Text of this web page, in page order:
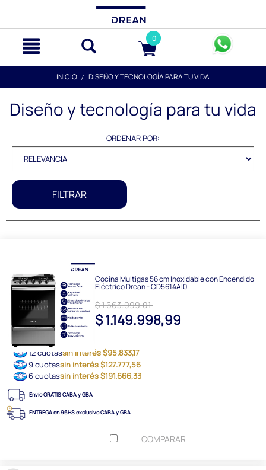
0
INICIO DISEÑO Y TECNOLOGÍA PARA TU VIDA
Diseño y tecnología para tu vida
ORDENAR POR:
FILTRAR
Cocina Multigas 56 cm Inoxidable con Encendido
Eléctrico Drean - CD5614AI0
$ 1.663.999,01
$ 1.149.998,99
12 cuotassin interés $95.833,17
9 cuotassin interés $127.777,56
6 cuotassin interés $191.666,33
Envío GRATIS CABA y GBA
ENTREGA en 96HS exclusivo CABA y GBA
COMPARAR